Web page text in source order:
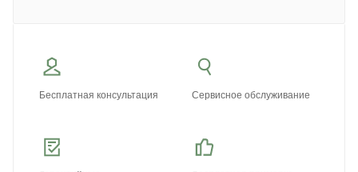
Бесплатная консультация Сервисное обслуживание